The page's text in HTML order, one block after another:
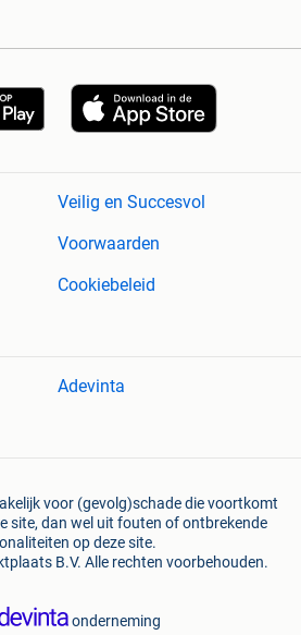
Veilig en Succesvol
Voorwaarden
Cookiebeleid
Adevinta
voor (gevolg)schade die voortkomt
site, dan wel uit fouten of ontbrekende
op deze site.
B.V. Alle rechten voorbehouden.
onderneming